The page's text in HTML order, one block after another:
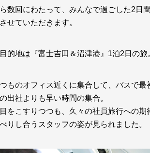
数回にわたって、みんなで過ごした2日
せていただきます。
的地は『富士吉田＆沼津港』1泊2日の旅
ものオフィス近くに集合して、バスで最
出社よりも早い時間の集合。
をこすりつつも、久々の社員旅行への期
りし合うスタッフの姿が見られました。